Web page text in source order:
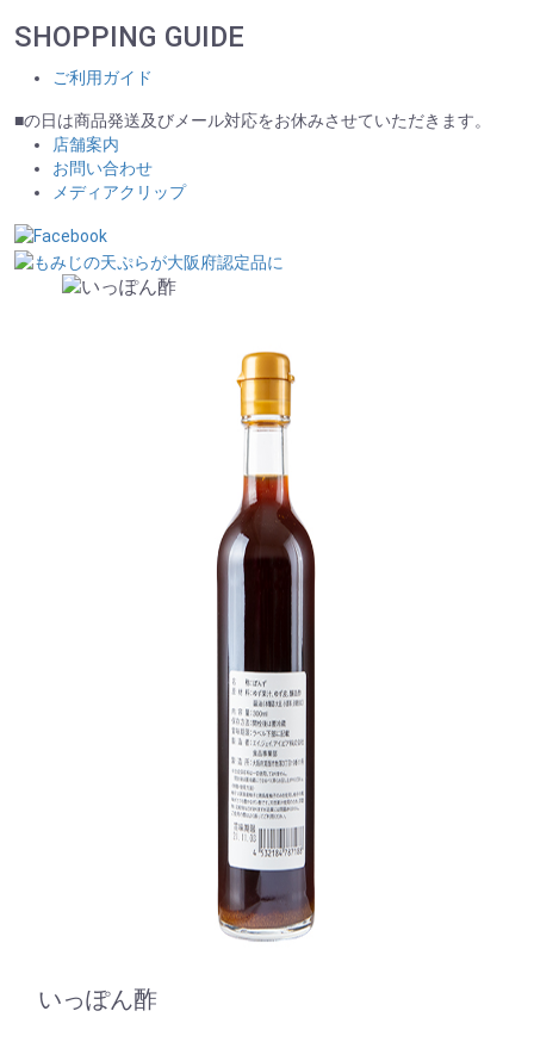
SHOPPING GUIDE
ご利用ガイド
■の日は商品発送及びメール対応をお休みさせていただきます。
店舗案内
お問い合わせ
メディアクリップ
いっぽん酢